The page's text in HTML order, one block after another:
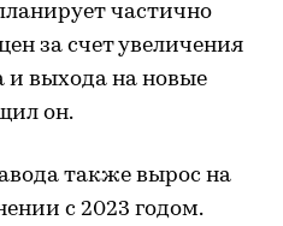
частично
за счет увеличения
и выхода на новые
он.
также вырос на
с 2023 годом.